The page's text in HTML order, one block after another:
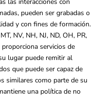
las interacciones con
pueden ser grabadas o
y con fines de formación.
NV, NH, NJ, ND, OH, PR,
servicios de
lugar puede remitir al
que puede ser capaz de
similares como parte de su
una política de no